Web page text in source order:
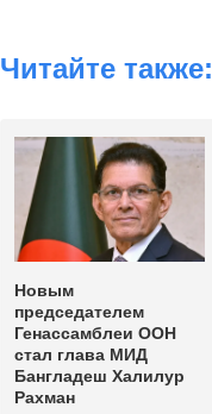
Читайте также:
Новым
председателем
Генассамблеи ООН
стал глава МИД
Бангладеш Халилур
Рахман